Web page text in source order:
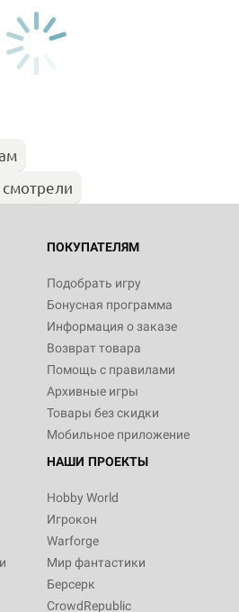
ПОКУПАТЕЛЯМ
Подобрать игру
Бонусная программа
Информация о заказе
Возврат товара
Помощь с правилами
Архивные игры
Товары без скидки
Мобильное приложение
НАШИ ПРОЕКТЫ
Hobby World
Игрокон
Warforge
Мир фантастики
Берсерк
CrowdRepublic